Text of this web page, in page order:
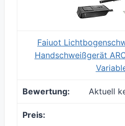
Faiuot
Handschweißgerät
Aktuell